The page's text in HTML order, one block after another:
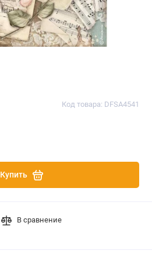
Код товара: DFSA4541
Купить
В сравнение